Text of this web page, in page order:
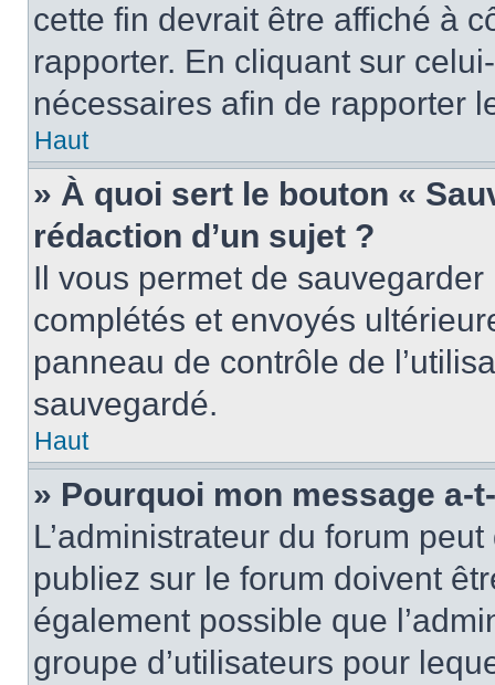
cette fin devrait être affiché à
rapporter. En cliquant sur
nécessaires afin de rapporter
Haut
» À quoi sert le bouton «
rédaction d’un sujet ?
Il vous permet de
complétés et envoyés
panneau de contrôle de
sauvegardé.
Haut
» Pourquoi mon message a-
L’administrateur du forum
publiez sur le forum doivent
également possible que
groupe d’utilisateurs pour